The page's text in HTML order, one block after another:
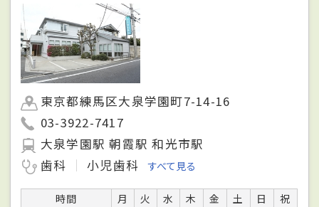
東京都練馬区大泉学園町7-14-16
03-3922-7417
大泉学園駅 朝霞駅 和光市駅
歯科
小児歯科 すべて見る
時間 月 火 水 木 金 土 日
祝